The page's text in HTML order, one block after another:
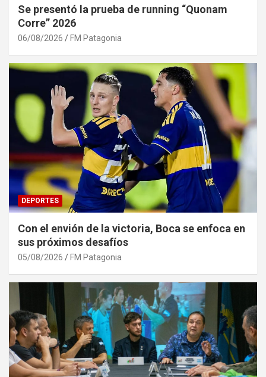
Se presentó la prueba de running “Quonam
Corre” 2026
06/08/2026 FM Patagonia
DEPORTES
Con el envión de la victoria, Boca se enfoca en
sus próximos desafíos
05/08/2026 FM Patagonia